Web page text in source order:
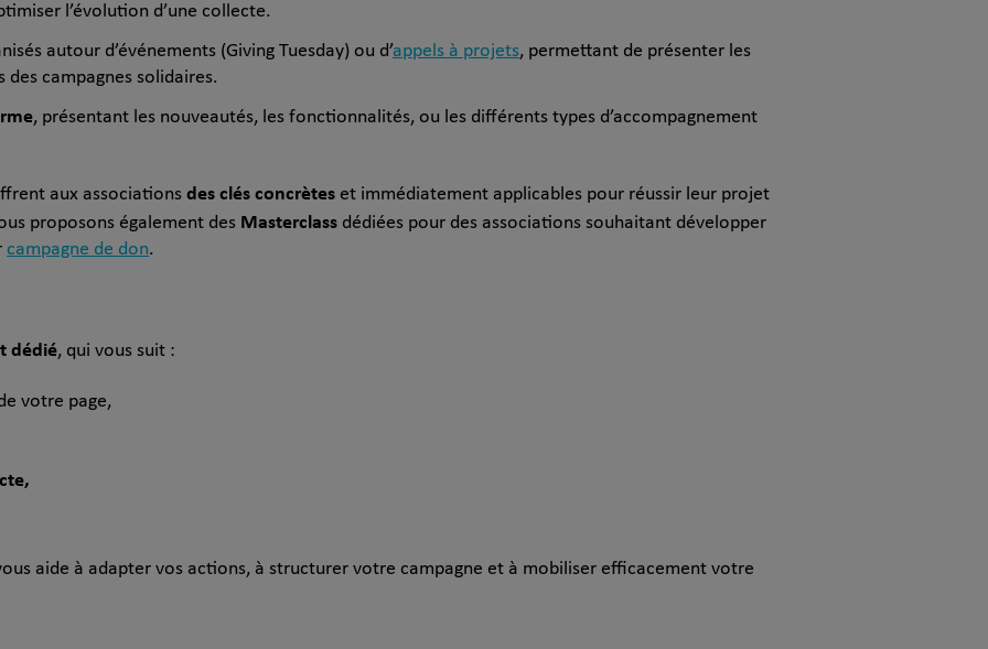
l’évolution d’une collecte.
autour d’événements (Giving Tuesday) ou d’appels à projets, permettant de présenter les
campagnes solidaires.
, présentant les nouveautés, les fonctionnalités, ou les différents types d’accompagnement
aux associations des clés concrètes et immédiatement applicables pour réussir leur projet
proposons également des Masterclass dédiées pour des associations souhaitant développer
campagne de don.
dédié, qui vous suit :
votre page,
aide à adapter vos actions, à structurer votre campagne et à mobiliser efficacement votre